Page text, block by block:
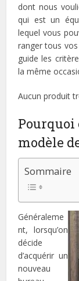
dont nous
qui est un
lequel vous
ranger tous
guide les
la même
Aucun produit
modèle
Sommaire
Généraleme
nt, lorsqu’on
décide
d’acquérir un
nouveau